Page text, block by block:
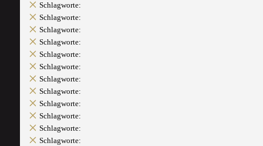
Schlagworte:
Schlagworte:
Schlagworte:
Schlagworte:
Schlagworte:
Schlagworte:
Schlagworte:
Schlagworte:
Schlagworte:
Schlagworte:
Schlagworte:
Schlagworte: